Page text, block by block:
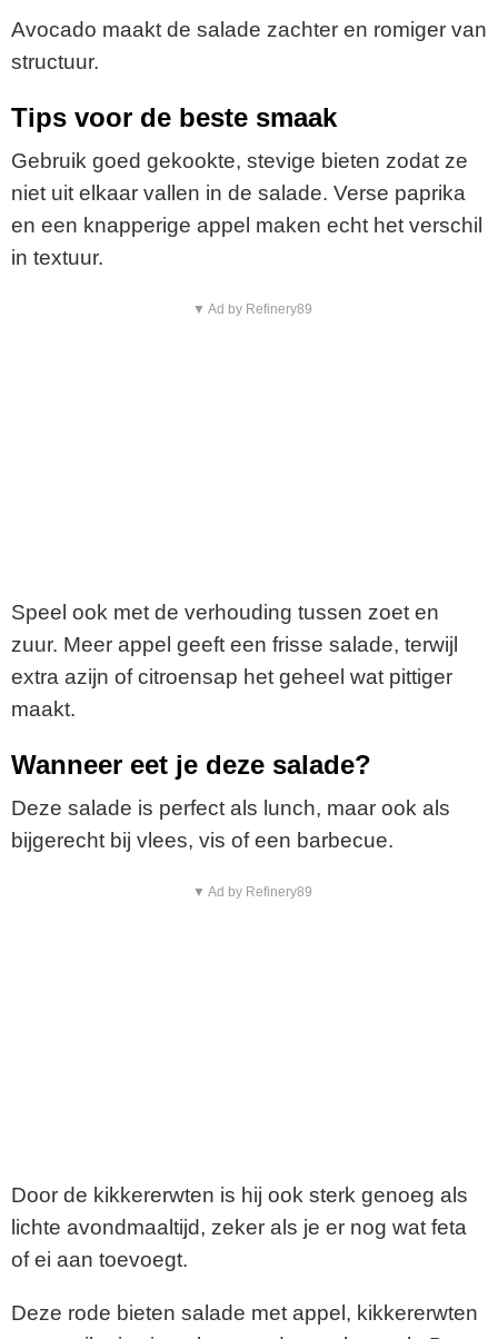
Avocado maakt de salade zachter en romiger van
structuur.
Tips voor de beste smaak
Gebruik goed gekookte, stevige bieten zodat ze
niet uit elkaar vallen in de salade. Verse paprika
en een knapperige appel maken echt het verschil
in textuur.
▼ Ad by Refinery89
Speel ook met de verhouding tussen zoet en
zuur. Meer appel geeft een frisse salade, terwijl
extra azijn of citroensap het geheel wat pittiger
maakt.
Wanneer eet je deze salade?
Deze salade is perfect als lunch, maar ook als
bijgerecht bij vlees, vis of een barbecue.
▼ Ad by Refinery89
Door de kikkererwten is hij ook sterk genoeg als
lichte avondmaaltijd, zeker als je er nog wat feta
of ei aan toevoegt.
Deze rode bieten salade met appel, kikkererwten